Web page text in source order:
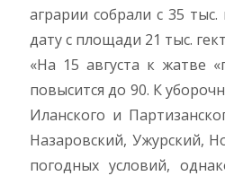
аграрии собрали с 35
дату с площади 21 тыс.
«На 15 августа к жатве
повысится до 90. К
Иланского и
Назаровский, Ужурский,
погодных условий,